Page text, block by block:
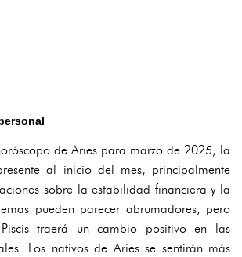
de Aries para marzo de 2025, la
al inicio del mes, principalmente
sobre la estabilidad financiera y la
pueden parecer abrumadores, pero
traerá un cambio positivo en las
Los nativos de Aries se sentirán más